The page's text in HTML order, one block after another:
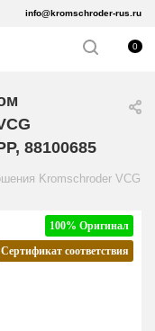
info@kromschroder-rus.ru
0
88100685
Kromschroder VCG
100% Оригинал
Сертификат соответствия